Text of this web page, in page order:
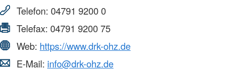
Telefon: 04791 9200 0
Telefax: 04791 9200 75
Web: https://www.drk-ohz.de
E-Mail: info@drk-ohz.de